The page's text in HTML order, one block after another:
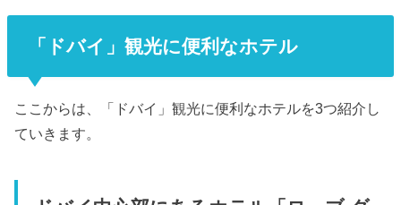
「ドバイ」観光に便利なホテル
ここからは、「ドバイ」観光に便利なホテルを3つ紹介し
ていきます。